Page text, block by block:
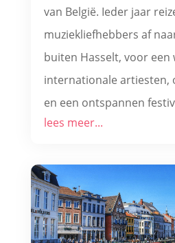
van België. Ieder jaar
muziekliefhebbers af
buiten Hasselt, voor een
internationale artiesten,
en een ontspannen
lees meer...